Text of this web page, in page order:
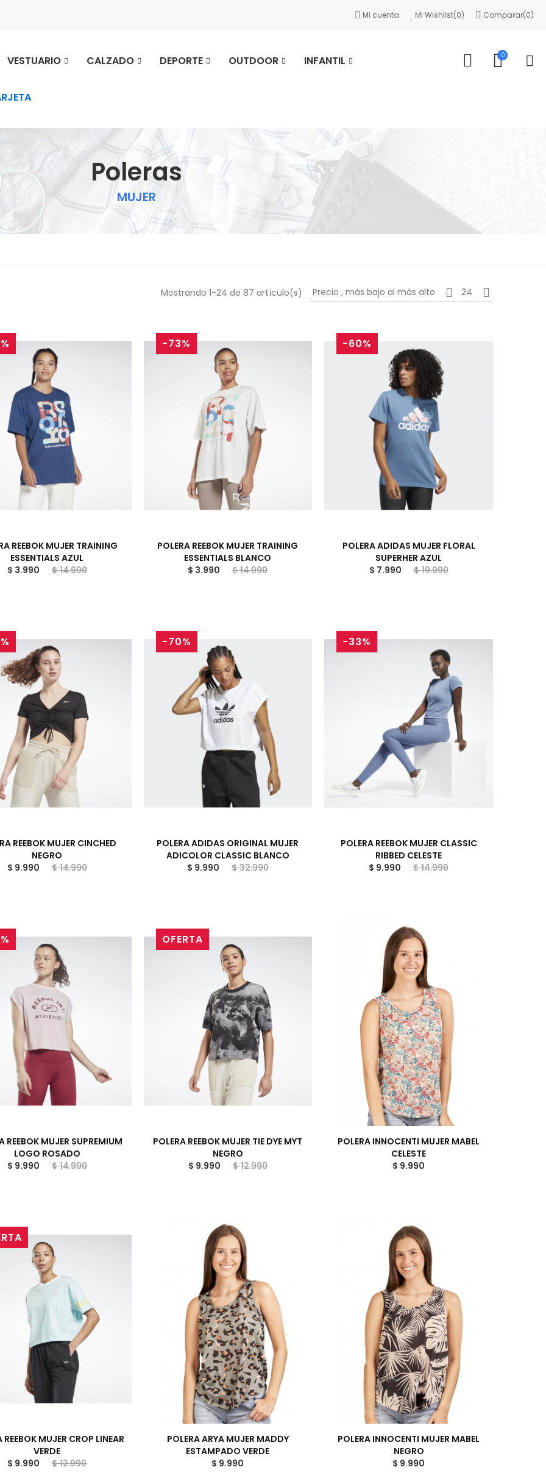
Mi cuenta Mi Wishlist(0) Comparar(0)
0
VESTUARIO CALZADO DEPORTE OUTDOOR INFANTIL
Poleras
MUJER
Precio , más bajo al más alto 24
Mostrando 1-24 de 87 artículo(s)
REEBOK MUJER TRAINING
ESSENTIALS AZUL
$ 3.990
$ 14.990
-73%
POLERA REEBOK MUJER TRAINING
ESSENTIALS BLANCO
$ 3.990
$ 14.990
-60%
POLERA ADIDAS MUJER FLORAL
SUPERHER AZUL
$ 7.990
$ 19.990
REEBOK MUJER CINCHED
NEGRO
$ 9.990
$ 14.990
-70%
POLERA ADIDAS ORIGINAL MUJER
ADICOLOR CLASSIC BLANCO
$ 9.990
$ 32.990
-33%
POLERA REEBOK MUJER CLASSIC
RIBBED CELESTE
$ 9.990
$ 14.990
REEBOK MUJER SUPREMIUM
LOGO ROSADO
$ 9.990
$ 14.990
OFERTA
POLERA REEBOK MUJER TIE DYE MYT
NEGRO
$ 9.990
$ 12.990
POLERA INNOCENTI MUJER MABEL
CELESTE
$ 9.990
REEBOK MUJER CROP LINEAR
VERDE
$ 9.990
$ 12.990
POLERA ARYA MUJER MADDY
ESTAMPADO VERDE
$ 9.990
POLERA INNOCENTI MUJER MABEL
NEGRO
$ 9.990